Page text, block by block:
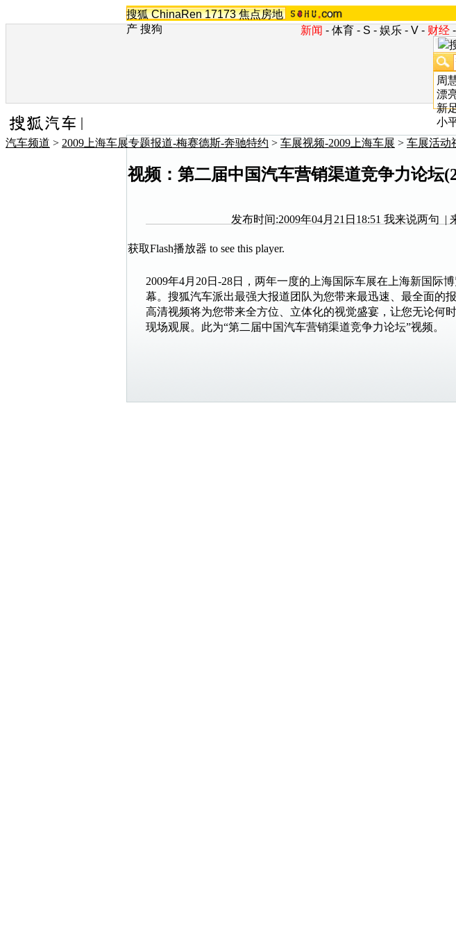
搜狐 ChinaRen 17173 焦点房地
产 搜狗 新闻 - 体育 - S - 娱乐 - V - 财经 -
周
漂
新
小
汽车频道 > 2009上海车展专题报道-梅赛德斯-奔驰特约 > 车展视频-2009上海车展 > 车展活动
视频：第二届中国汽车营销渠道竞争力论坛
发布时间:2009年04月21日18:51 我来说两句 |
获取Flash播放器 to see this player.
2009年4月20日-28日，两年一度的上海国际车展在上海新国际
幕。搜狐汽车派出最强大报道团队为您带来最迅速、最全面的
高清视频将为您带来全方位、立体化的视觉盛宴，让您无论何
现场观展。此为“第二届中国汽车营销渠道竞争力论坛”视频。